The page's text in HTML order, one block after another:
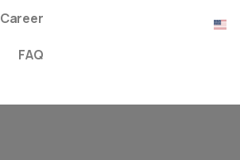
Career
FAQ